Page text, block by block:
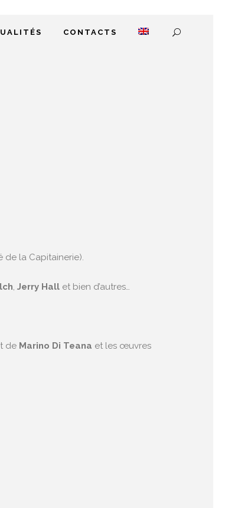
CONTACTS
de la Capitainerie).
, Jerry Hall et bien d’autres…
de Marino Di Teana et les œuvres